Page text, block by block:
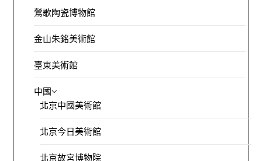
鶯歌陶瓷博物館
金山朱銘美術館
臺東美術館
中國
北京中國美術館
北京今日美術館
北京故宮博物院